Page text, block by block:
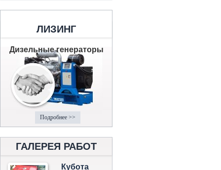
ЛИЗИНГ
Дизельные генераторы
Подробнее >>
ГАЛЕРЕЯ РАБОТ
Кубота